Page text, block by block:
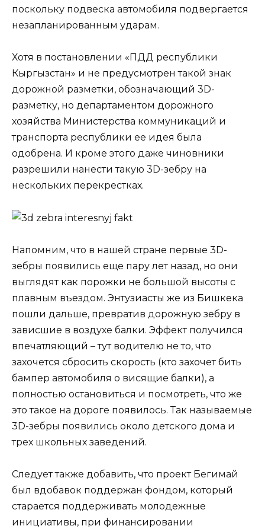
поскольку подвеска автомобиля подвергается
незапланированным ударам.
Хотя в постановлении «ПДД республики
Кыргызстан» и не предусмотрен такой знак
дорожной разметки, обозначающий 3D-
разметку, но департаментом дорожного
хозяйства Министерства коммуникаций и
транспорта республики ее идея была
одобрена. И кроме этого даже чиновники
разрешили нанести такую 3D-зебру на
нескольких перекрестках.
Напомним, что в нашей стране первые 3D-
зебры появились еще пару лет назад, но они
выглядят как порожки не большой высоты с
плавным въездом. Энтузиасты же из Бишкека
пошли дальше, превратив дорожную зебру в
зависшие в воздухе балки. Эффект получился
впечатляющий – тут водителю не то, что
захочется сбросить скорость (кто захочет бить
бампер автомобиля о висящие балки), а
полностью остановиться и посмотреть, что же
это такое на дороге появилось. Так называемые
3D-зебры появились около детского дома и
трех школьных заведений.
Следует также добавить, что проект Бегимай
был вдобавок поддержан фондом, который
старается поддерживать молодежные
инициативы, при финансировании